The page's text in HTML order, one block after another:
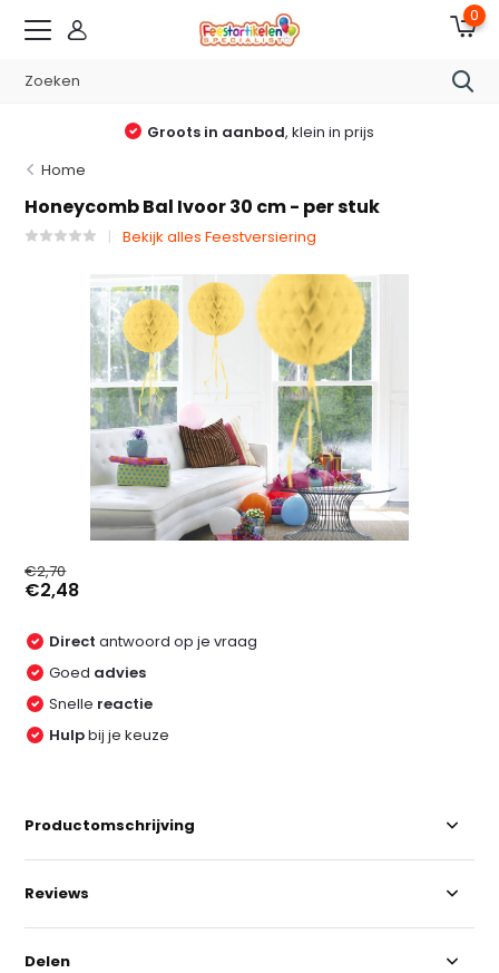
0
Groots in aanbod, klein in prijs
Home
Honeycomb Bal Ivoor 30 cm - per stuk
Bekijk alles Feestversiering
€2,70
€2,48
Direct antwoord op je vraag
Goed advies
Snelle reactie
Hulpbij je keuze
Productomschrijving
Reviews
Delen